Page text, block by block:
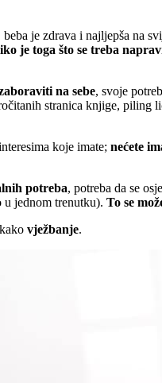
je zdrava i najljepša na
je toga što se treba
na sebe, svoje
stranica knjige, piling
koje imate; nećete
potreba, potreba da se
u jednom trenutku). To se
vježbanje.